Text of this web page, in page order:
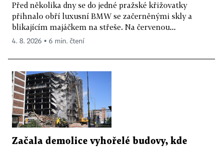
Před několika dny se do jedné pražské křižovatky
přihnalo obří luxusní BMW se začerněnými skly a
blikajícím majáčkem na střeše. Na červenou...
4. 8. 2026 ▪ 6 min. čtení
Začala demolice vyhořelé budovy, kde